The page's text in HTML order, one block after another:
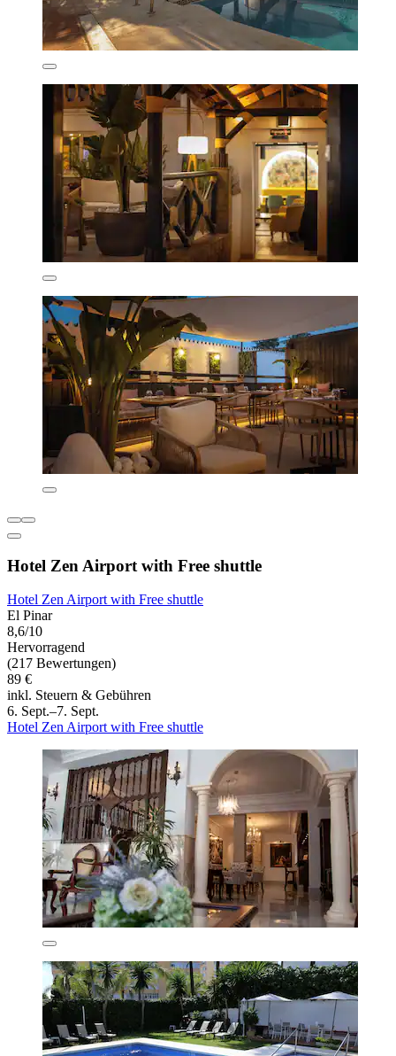
Hotel Zen Airport with Free shuttle
Hotel Zen Airport with Free shuttle
El Pinar
8,6/10
Hervorragend
(217 Bewertungen)
89 €
inkl. Steuern & Gebühren
6. Sept.–7. Sept.
Hotel Zen Airport with Free shuttle